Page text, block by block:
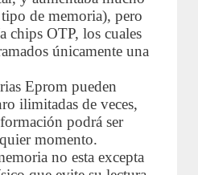
de memoria), pero
chips OTP, los cuales
únicamente una
Eprom pueden
ilimitadas de veces,
podrá ser
momento.
no esta excepta